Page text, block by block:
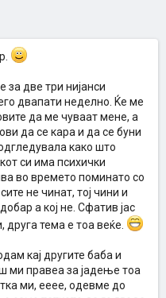
за две три нијанси
двапати неделно. Ќе ме
да ме чуваат мене, а
да се кара и да се буни
како што
си има психички
во времето поминато со
не чинат, тој чини и
а кој не. Сфатив јас
друга тема е тоа веќе.
кај другите баба и
ми правеа за јадење тоа
ми, ееее, одевме до